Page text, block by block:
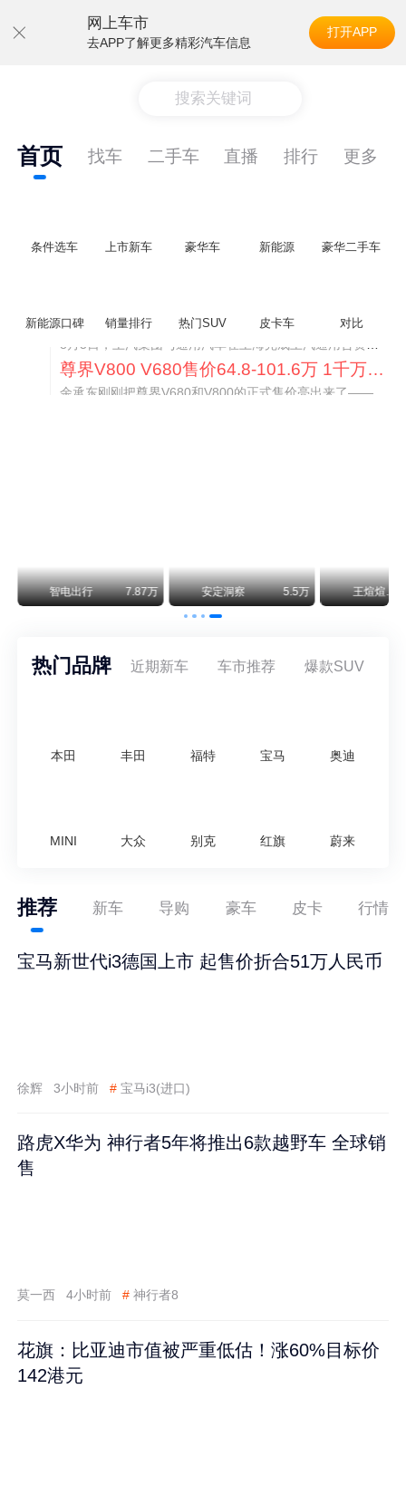
网上车市
去APP了解更多精彩汽车信息
打开APP
搜索关键词
首页 找车 二手车 直播 排行 更多
条件选车 上市新车 豪华车 新能源 豪华二手车
新能源口碑 销量排行 热门SUV 皮卡车 对比通用CEO缺席签约 3年未踏足中国 释放反常信号
尊界V800 V680售价64.8-101.6万 1千万内最好的MPV
余承东刚刚把尊界V680和V800的正式售价亮出来了——64.8万起和76.6万起。对比预售时65-90万和80-120万的区间，起售价都往下调了一截，这个信号很明确：尊界想在百万级MPV市场尽快站稳脚跟。
智电出行 7.87万 安定洞察 5.5万 王煊煊的爱车日记
热门品牌 近期新车 车市推荐 爆款SUV
本田 丰田 福特 宝马 奥迪
MINI 大众 别克 红旗 蔚来
推荐 新车 导购 豪车 皮卡 行情
宝马新世代i3德国上市 起售价折合51万人民币
徐辉 3小时前 # 宝马i3(进口)
路虎X华为 神行者5年将推出6款越野车 全球销
售
莫一西 4小时前 # 神行者8
花旗：比亚迪市值被严重低估！涨60%目标价
142港元